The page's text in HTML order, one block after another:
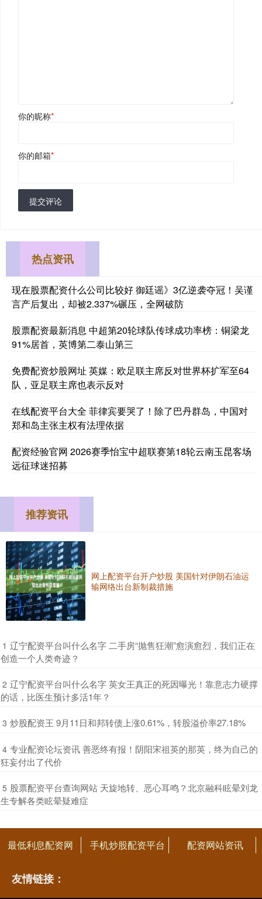
你的昵称*
你的邮箱*
提交评论
热点资讯
现在股票配资什么公司比较好 御廷谣》3亿逆袭夺冠！吴谨
言产后复出，却被2.337%碾压，全网破防
股票配资最新消息 中超第20轮球队传球成功率榜：铜梁龙
91%居首，英博第二泰山第三
免费配资炒股网址 英媒：欧足联主席反对世界杯扩军至64
队，亚足联主席也表示反对
在线配资平台大全 菲律宾要哭了！除了巴丹群岛，中国对
郑和岛主张主权有法理依据
配资经验官网 2026赛季怡宝中超联赛第18轮云南玉昆客场
远征球迷招募
推荐资讯
网上配资平台开户炒股 美国针对伊朗石油运
输网络出台新制裁措施
1 ​辽宁配资平台叫什么名字 二手房“抛售狂潮”愈演愈烈，我们正在
创造一个人类奇迹？
2 ​辽宁配资平台叫什么名字 英女王真正的死因曝光！靠意志力硬撑
的话，比医生预计多活1年？
3 ​炒股配资王 9月11日和邦转债上涨0.61%，转股溢价率27.18%
4 ​专业配资论坛资讯 善恶终有报！阴阳宋祖英的那英，终为自己的
狂妄付出了代价
5 ​股票配资平台查询网站 天旋地转、恶心耳鸣？北京融科眩晕刘龙
生专解各类眩晕疑难症
最低利息配资网 手机炒股配资平台 配资网站资讯
友情链接：